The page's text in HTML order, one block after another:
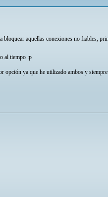
aquellas conexiones no fiables,
al tiempo :p
opción ya que he utilizado ambos y